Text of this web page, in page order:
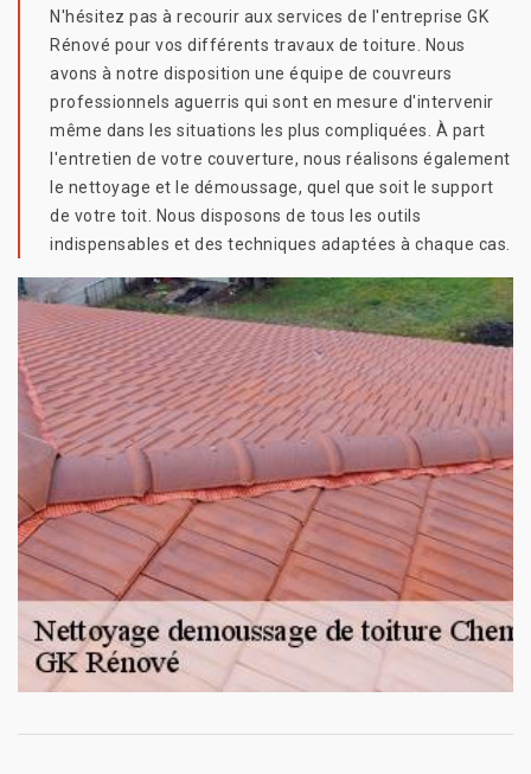
N'hésitez pas à recourir aux services de l'entreprise GK
Rénové pour vos différents travaux de toiture. Nous
avons à notre disposition une équipe de couvreurs
professionnels aguerris qui sont en mesure d'intervenir
même dans les situations les plus compliquées. À part
l'entretien de votre couverture, nous réalisons également
le nettoyage et le démoussage, quel que soit le support
de votre toit. Nous disposons de tous les outils
indispensables et des techniques adaptées à chaque cas.